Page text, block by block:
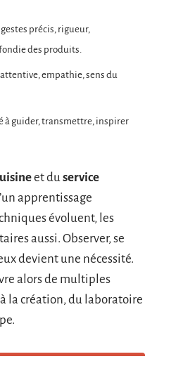
gestes précis, rigueur,
des produits.
attentive, empathie, sens du
à guider, transmettre, inspirer
et duservice
apprentissage
évoluent, les
aussi. Observer, se
devient une nécessité.
alors de multiples
la création, du laboratoire